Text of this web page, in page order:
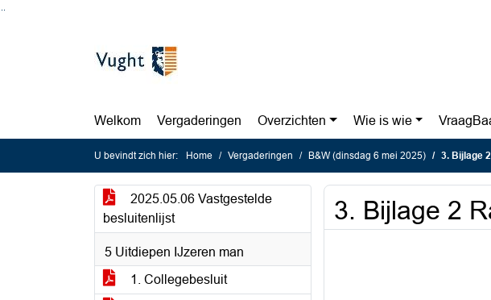
Welkom Vergaderingen Overzichten Wie is wie
U bevindt zich hier: Home Vergaderingen B&W (dinsdag 6 mei 2025) 3. Bijlage
2025.05.06 Vastgestelde
besluitenlijst
5 Uitdiepen IJzeren man
1. Collegebesluit
3. Bijlage 2